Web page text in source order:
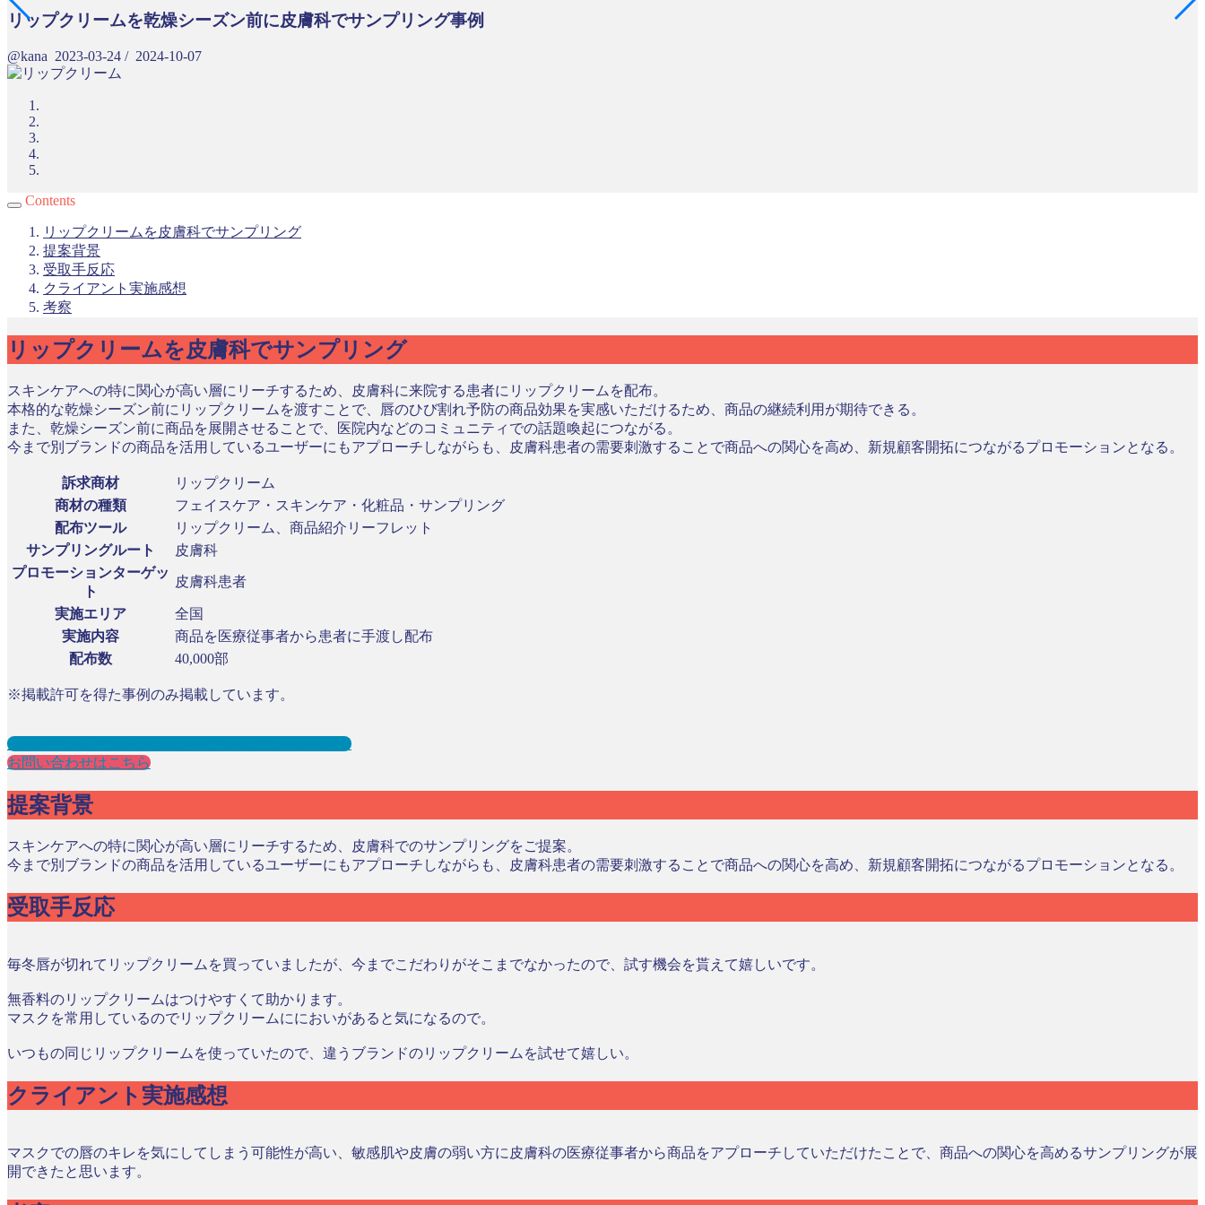
リップクリームを乾燥シーズン前に皮膚科でサンプリング事例
@kana 2023-03-24 / 2024-10-07
Contents
リップクリームを皮膚科でサンプリング
提案背景
受取手反応
クライアント実施感想
考察
リップクリームを皮膚科でサンプリング
スキンケアへの特に関心が高い層にリーチするため、皮膚科に来院する患者にリップクリームを配布。
本格的な乾燥シーズン前にリップクリームを渡すことで、唇のひび割れ予防の商品効果を実感いただけるため、商品の継続利用が期待できる。
また、乾燥シーズン前に商品を展開させることで、医院内などのコミュニティでの話題喚起につながる。
今まで別ブランドの商品を活用しているユーザーにもアプローチしながらも、皮膚科患者の需要刺激することで商品への関心を高め、新規顧客開拓につながるプロモーションとなる。
訴求商材
リップクリーム
商材の種類
フェイスケア・スキンケア・化粧品・サンプリング
配布ツール
リップクリーム、商品紹介リーフレット
サンプリングルート
皮膚科
プロモーションターゲッ
ト
皮膚科患者
実施エリア
全国
実施内容
商品を医療従事者から患者に手渡し配布
配布数
40,000部
※掲載許可を得た事例のみ掲載しています。
皮膚科サンプリングとは？メリット３選と事例を紹介
お問い合わせはこちら
提案背景
スキンケアへの特に関心が高い層にリーチするため、皮膚科でのサンプリングをご提案。
今まで別ブランドの商品を活用しているユーザーにもアプローチしながらも、皮膚科患者の需要刺激することで商品への関心を高め、新規顧客開拓につながるプロモーションとなる。
受取手反応
毎冬唇が切れてリップクリームを買っていましたが、今までこだわりがそこまでなかったので、試す機会を貰えて嬉しいです。
無香料のリップクリームはつけやすくて助かります。
マスクを常用しているのでリップクリームににおいがあると気になるので。
いつもの同じリップクリームを使っていたので、違うブランドのリップクリームを試せて嬉しい。
クライアント実施感想
マスクでの唇のキレを気にしてしまう可能性が高い、敏感肌や皮膚の弱い方に皮膚科の医療従事者から商品をアプローチしていただけたことで、商品への関心を高めるサンプリングが展
開できたと思います。